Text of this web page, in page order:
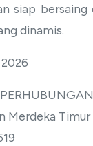
siap bersaing
dinamis.
Merdeka Timur